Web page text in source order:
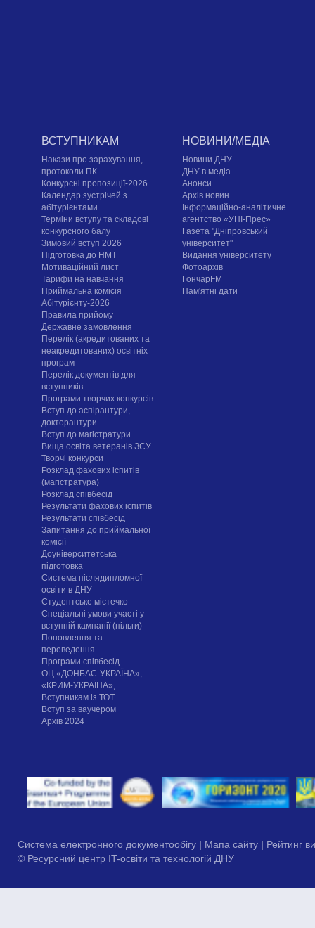
ВСТУПНИКАМ
Накази про зарахування,
протоколи ПК
Конкурсні пропозиції-2026
Календар зустрічей з
абітурієнтами
Терміни вступу та складові
конкурсного балу
Зимовий вступ 2026
Підготовка до НМТ
Мотиваційний лист
Тарифи на навчання
Приймальна комісія
Абітурієнту-2026
Правила прийому
Державне замовлення
Перелік (акредитованих та
неакредитованих) освітніх
програм
Перелік документів для
вступників
Програми творчих конкурсiв
Вступ до аспірантури,
докторантури
Вступ до магістратури
Вища освіта ветеранів ЗСУ
Творчі конкурси
Розклад фахових іспитів
(магістратура)
Розклад співбесід
Результати фахових іспитів
Результати співбесід
Запитання до приймальної
комісії
Доуніверситетська
підготовка
Система післядипломної
освіти в ДНУ
Cтудентське містечко
Спеціальні умови участі у
вступній кампанії (пільги)
Поновлення та
переведення
Програми співбесід
ОЦ «ДОНБАС-УКРАЇНА»,
«КРИМ-УКРАЇНА»,
Вступникам із ТОТ
Вступ за ваучером
Архів 2024
НОВИНИ/МЕДІА
Новини ДНУ
ДНУ в медіа
Анонси
Архів новин
Інформаційно-аналітичне
агентство «УНІ-Прес»
Газета "Дніпровський
університет"
Видання університету
Фотоархів
ГончарFM
Пам'ятні дати
Система електронного документообігу | Мапа сайту | Рейтинг
© Ресурсний центр IT-освіти та технологій ДНУ